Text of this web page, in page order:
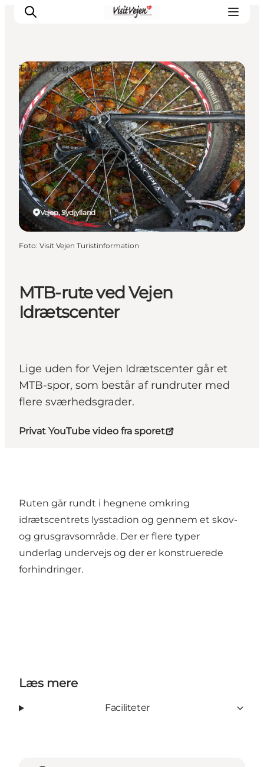
Spise
Sove
Natur
Se og oplev
Byer
Events
Udforsk
MTB-rute ved Vejen
Idrætscenter
Lige uden for Vejen Idrætscenter går et
MTB-spor, som består af rundruter med
flere sværhedsgrader.
Privat YouTube video fra sporet
Vejen, Sydjylland
Ture på egen hånd
Foto: Visit Vejen Turistinformation
Ruten går rundt i hegnene omkring
idrætscentrets lysstadion og gennem et skov-
og grusgravsområde. Der er flere typer
underlag undervejs og der er konstruerede
forhindringer.
Læs mere
Faciliteter